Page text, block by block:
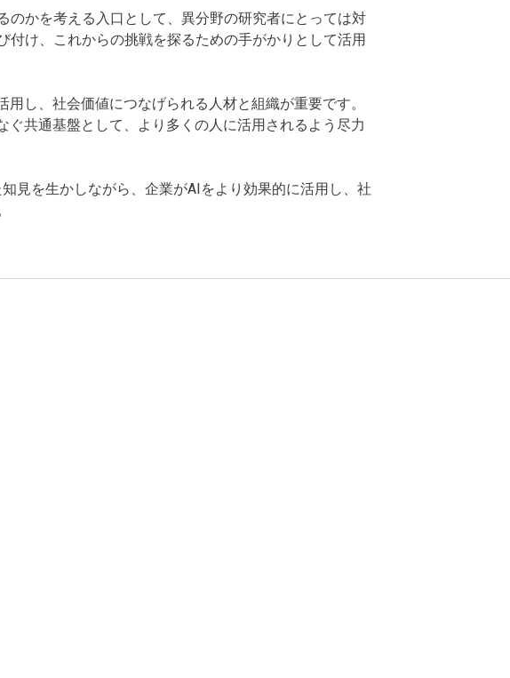
かを考える入口として、異分野の研究者にとっては対
け、これからの挑戦を探るための手がかりとして活用
し、社会価値につなげられる人材と組織が重要です。
共通基盤として、より多くの人に活用されるよう尽力
見を生かしながら、企業がAIをより効果的に活用し、社